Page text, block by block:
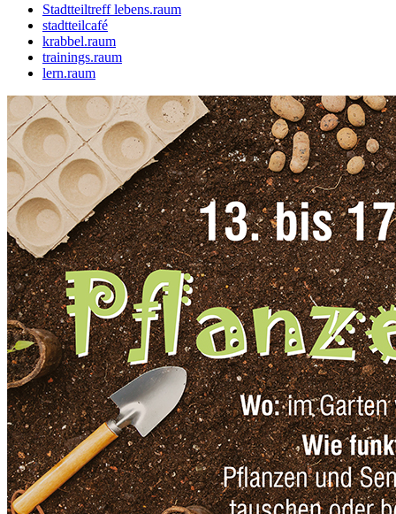
Stadtteiltreff lebens.raum
stadtteilcafé
krabbel.raum
trainings.raum
lern.raum